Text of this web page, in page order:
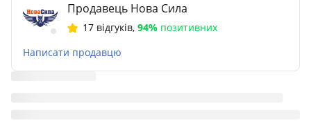
Продавець Нова Сила
17 відгуків, 94% позитивних
Написати продавцю